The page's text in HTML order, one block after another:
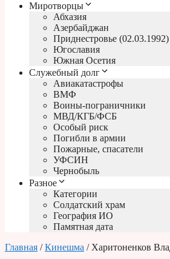
Миротворцы
Абхазия
Азербайджан
Приднестровье (02.03.1992)
Югославия
Южная Осетия
Служебный долг
Авиакатастрофы
ВМФ
Воины-пограничники
МВД/КГБ/ФСБ
Особый риск
Погибли в армии
Пожарные, спасатели
УФСИН
Чернобыль
Разное
Категории
Солдатский храм
География ИО
Памятная дата
Главная /Кинешма / Харитоненков